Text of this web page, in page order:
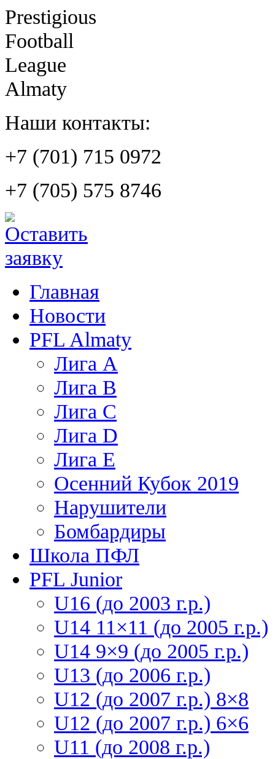
Prestigious
Football
League
Almaty
Наши контакты:
+7 (701) 715 0972
+7 (705) 575 8746
Главная
Новости
PFL Almaty
Лига A
Лига В
Лига С
Лига D
Лига Е
Осенний Кубок 2019
Нарушители
Бомбардиры
Школа ПФЛ
PFL Junior
U16 (до 2003 г.р.)
U14 11×11 (до 2005 г.р.)
U14 9×9 (до 2005 г.р.)
U13 (до 2006 г.р.)
U12 (до 2007 г.р.) 8×8
U12 (до 2007 г.р.) 6×6
U11 (до 2008 г.р.)